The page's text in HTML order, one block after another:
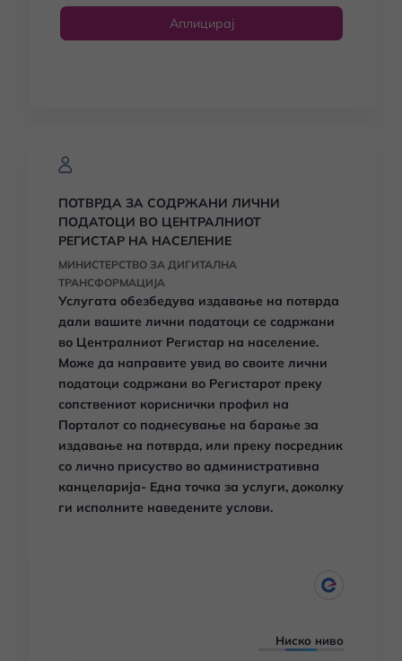
Аплицирај
ПОТВРДА ЗА СОДРЖАНИ ЛИЧНИ
ПОДАТОЦИ ВО ЦЕНТРАЛНИОТ
РЕГИСТАР НА НАСЕЛЕНИЕ
МИНИСТЕРСТВО ЗА ДИГИТАЛНА
ТРАНСФОРМАЦИЈА
Услугата обезбедува издавање на потврда
дали вашите лични податоци се содржани
во Централниот Регистар на население.
Може да направите увид во своите лични
податоци содржани во Регистарот преку
сопствениот кориснички профил на
Порталот со поднесување на барање за
издавање на потврда, или преку посредник
со лично присуство во административна
канцеларија- Една точка за услуги, доколку
ги исполните наведените услови.
Ниско ниво